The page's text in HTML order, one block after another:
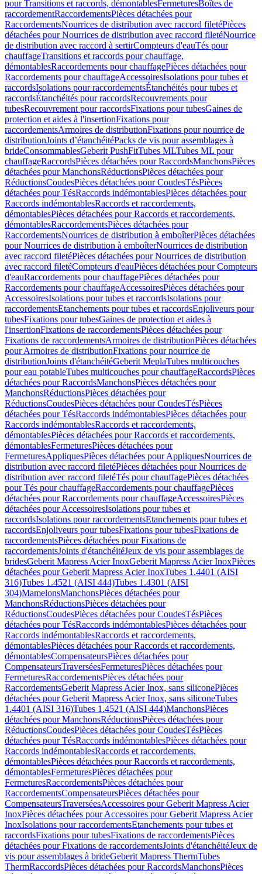
pour Transitions et raccords, démontablesFermeturesBoîtes de
raccordementRaccordementsPièces détachées pour
RaccordementsNourrices de distribution avec raccord filetéPièces
détachées pour Nourrices de distribution avec raccord filetéNourrice
de distribution avec raccord à sertirCompteurs d'eauTés pour
chauffageTransitions et raccords pour chauffage,
démontablesRaccordements pour chauffagePièces détachées pour
Raccordements pour chauffageAccessoiresIsolations pour tubes et
raccordsIsolations pour raccordementsÉtanchéités pour tubes et
raccordsÉtanchéités pour raccordsRecouvrements pour
tubesRecouvrement pour raccordsFixations pour tubesGaines de
protection et aides à l'insertionFixations pour
raccordementsArmoires de distributionFixations pour nourrice de
distributionJoints d’étanchéitéPacks de vis pour assemblages à
brideConsommablesGeberit PushFitTubes MLTubes ML pour
chauffageRaccordsPièces détachées pour RaccordsManchonsPièces
détachées pour ManchonsRéductionsPièces détachées pour
RéductionsCoudesPièces détachées pour CoudesTésPièces
détachées pour TésRaccords indémontablesPièces détachées pour
Raccords indémontablesRaccords et raccordements,
démontablesPièces détachées pour Raccords et raccordements,
démontablesRaccordementsPièces détachées pour
RaccordementsNourrices de distribution à emboîterPièces détachées
pour Nourrices de distribution à emboîterNourrices de distribution
avec raccord filetéPièces détachées pour Nourrices de distribution
avec raccord filetéCompteurs d'eauPièces détachées pour Compteurs
d'eauRaccordements pour chauffagePièces détachées pour
Raccordements pour chauffageAccessoiresPièces détachées pour
AccessoiresIsolations pour tubes et raccordsIsolations pour
raccordementsEtanchements pour tubes et raccordsEnjoliveurs pour
tubesFixations pour tubesGaines de protection et aides à
l'insertionFixations de raccordementsPièces détachées pour
Fixations de raccordementsArmoires de distributionPièces détachées
pour Armoires de distributionFixations pour nourrice de
distributionJoints d'étanchéitéGeberit MeplaTubes multicouches
pour eau potableTubes multicouches pour chauffageRaccordsPièces
détachées pour RaccordsManchonsPièces détachées pour
ManchonsRéductionsPièces détachées pour
RéductionsCoudesPièces détachées pour CoudesTésPièces
détachées pour TésRaccords indémontablesPièces détachées pour
Raccords indémontablesRaccords et raccordements,
démontablesPièces détachées pour Raccords et raccordements,
démontablesFermeturesPièces détachées pour
FermeturesAppliquesPièces détachées pour AppliquesNourrices de
distribution avec raccord filetéPièces détachées pour Nourrices de
distribution avec raccord filetéTés pour chauffagePièces détachées
pour Tés pour chauffageRaccordements pour chauffagePièces
détachées pour Raccordements pour chauffageAccessoiresPièces
détachées pour AccessoiresIsolations pour tubes et
raccordsIsolations pour raccordementsEtanchements pour tubes et
raccordsEnjoliveurs pour tubesFixations pour tubesFixations de
raccordementsPièces détachées pour Fixations de
raccordementsJoints d'étanchéitéJeux de vis pour assemblages de
bridesGeberit Mapress Acier InoxGeberit Mapress Acier InoxPièces
détachées pour Geberit Mapress Acier InoxTubes 1.4401 (AISI
316)Tubes 1.4521 (AISI 444)Tubes 1.4301 (AISI
304)MamelonsManchonsPièces détachées pour
ManchonsRéductionsPièces détachées pour
RéductionsCoudesPièces détachées pour CoudesTésPièces
détachées pour TésRaccords indémontablesPièces détachées pour
Raccords indémontablesRaccords et raccordements,
démontablesPièces détachées pour Raccords et raccordements,
démontablesCompensateursPièces détachées pour
CompensateursTraverséesFermeturesPièces détachées pour
FermeturesRaccordementsPièces détachées pour
RaccordementsGeberit Mapress Acier Inox, sans siliconePièces
détachées pour Geberit Mapress Acier Inox, sans siliconeTubes
1.4401 (AISI 316)Tubes 1.4521 (AISI 444)ManchonsPièces
détachées pour ManchonsRéductionsPièces détachées pour
RéductionsCoudesPièces détachées pour CoudesTésPièces
détachées pour TésRaccords indémontablesPièces détachées pour
Raccords indémontablesRaccords et raccordements,
démontablesPièces détachées pour Raccords et raccordements,
démontablesFermeturesPièces détachées pour
FermeturesRaccordementsPièces détachées pour
RaccordementsCompensateursPièces détachées pour
CompensateursTraverséesAccessoires pour Geberit Mapress Acier
InoxPièces détachées pour Accessoires pour Geberit Mapress Acier
InoxIsolations pour raccordementsEtanchements pour tubes et
raccordsFixations pour tubesFixations de raccordementsPièces
détachées pour Fixations de raccordementsJoints d'étanchéitéJeux de
vis pour assemblages à brideGeberit Mapress ThermTubes
ThermRaccordsPièces détachées pour RaccordsManchonsPièces